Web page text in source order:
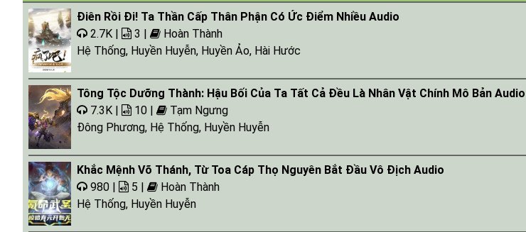
Điên Rồi Đi! Ta Thần Cấp Thân Phận Có Ức Điểm Nhiều Audio
2.7K |
3 |
Hoàn Thành
Hệ Thống, Huyền Huyễn, Huyền Ảo, Hài Hước
Tông Tộc Dưỡng Thành: Hậu Bối Của Ta Tất Cả Đều Là Nhân Vật Chính Mô Bản Audio
7.3K |
10 |
Tạm Ngưng
Đông Phương, Hệ Thống, Huyền Huyễn
Khắc Mệnh Võ Thánh, Từ Toa Cáp Thọ Nguyên Bắt Đầu Vô Địch Audio
980 |
5 |
Hoàn Thành
Hệ Thống, Huyền Huyễn